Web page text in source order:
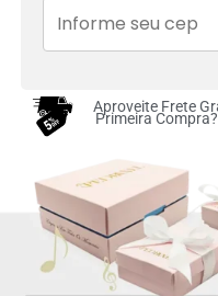
juros no cartão
juros no cartão
Aproveite Frete
Primeira